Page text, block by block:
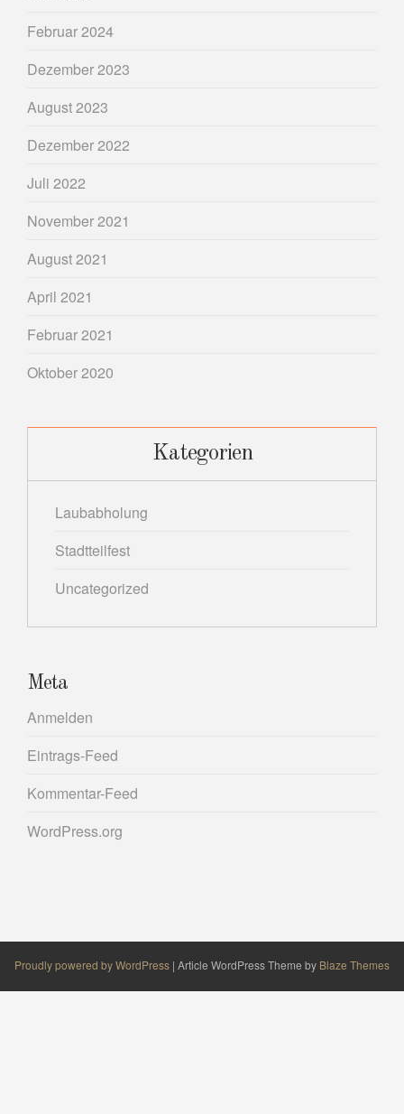
Februar 2024
Dezember 2023
August 2023
Dezember 2022
Juli 2022
November 2021
August 2021
April 2021
Februar 2021
Oktober 2020
Kategorien
Laubabholung
Stadtteilfest
Uncategorized
Meta
Anmelden
Eintrags-Feed
Kommentar-Feed
WordPress.org
Proudly powered by WordPress | Article WordPress Theme by Blaze Themes